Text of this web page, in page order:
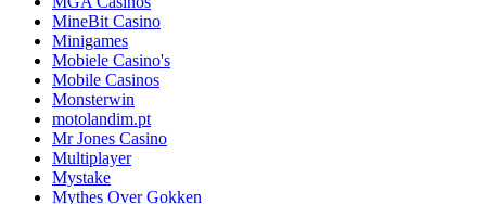
MineBit Casino
Minigames
Mobiele Casino's
Mobile Casinos
Monsterwin
motolandim.pt
Mr Jones Casino
Multiplayer
Mystake
Mythes Over Gokken